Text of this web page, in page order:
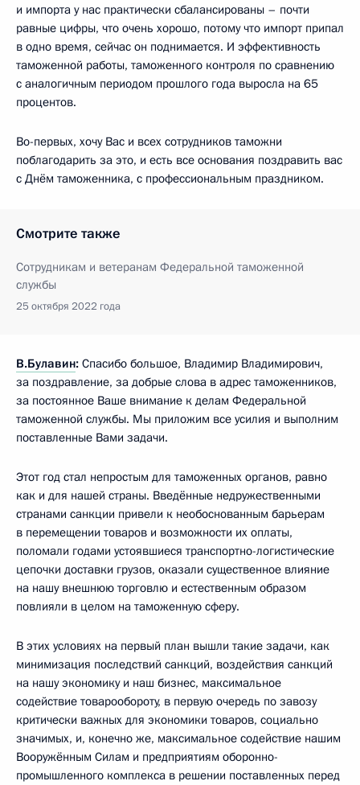
и импорта у нас практически сбалансированы – почти
равные цифры, что очень хорошо, потому что импорт припал
в одно время, сейчас он поднимается. И эффективность
таможенной работы, таможенного контроля по сравнению
с аналогичным периодом прошлого года выросла на 65
процентов.
Во-первых, хочу Вас и всех сотрудников таможни
поблагодарить за это, и есть все основания поздравить вас
с Днём таможенника, с профессиональным праздником.
Смотрите также
Сотрудникам и ветеранам Федеральной таможенной
службы
25 октября 2022 года
В.Булавин: Спасибо большое, Владимир Владимирович,
за поздравление, за добрые слова в адрес таможенников,
за постоянное Ваше внимание к делам Федеральной
таможенной службы. Мы приложим все усилия и выполним
поставленные Вами задачи.
Этот год стал непростым для таможенных органов, равно
как и для нашей страны. Введённые недружественными
странами санкции привели к необоснованным барьерам
в перемещении товаров и возможности их оплаты,
поломали годами устоявшиеся транспортно-логистические
цепочки доставки грузов, оказали существенное влияние
на нашу внешнюю торговлю и естественным образом
повлияли в целом на таможенную сферу.
В этих условиях на первый план вышли такие задачи, как
минимизация последствий санкций, воздействия санкций
на нашу экономику и наш бизнес, максимальное
содействие товарообороту, в первую очередь по завозу
критически важных для экономики товаров, социально
значимых, и, конечно же, максимальное содействие нашим
Вооружённым Силам и предприятиям оборонно-
промышленного комплекса в решении поставленных перед